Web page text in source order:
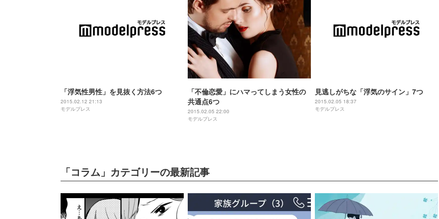
「浮気性男性」を見抜く方法6つ
2015.02.12 21:13
モデルプレス
「不倫恋愛」にハマってしまう女性の
共通点6つ
2015.02.05 22:00
モデルプレス
見逃しがちな「浮気のサイン」7つ
2015.02.05 18:37
モデルプレス
「コラム」カテゴリーの最新記事